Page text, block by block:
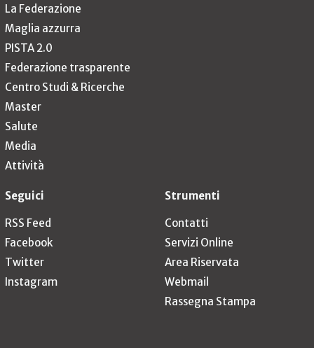
La Federazione
Maglia azzurra
PISTA 2.0
Federazione trasparente
Centro Studi & Ricerche
Master
Salute
Media
Attività
Seguici
RSS Feed
Facebook
Twitter
Instagram
Strumenti
Contatti
Servizi Online
Area Riservata
Webmail
Rassegna Stampa